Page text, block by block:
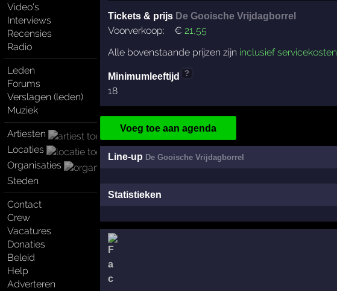
Video's
Interviews
Recensies
Radio
Leden
Forums
Verslagen (leden)
Muziek
Artiesten
Locaties
Organisaties
Steden
Contact
Crew
Vacatures
Donaties
Beleid
Help
Adverteren
Tickets & prijs De Gooische Vrijdagborrel
Voorverkoop: € 21,55
Alle bovenstaande prijzen zijn inclusief servicekosten
Minimumleeftijd ?
18
Voeg toe aan agenda
Line-up De Gooische Vrijdagborrel
Statistieken